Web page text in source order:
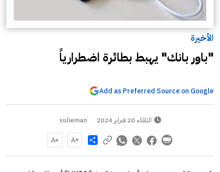
الأخيرة
"باور بانك" يهبط بطائرة اضطرارياً
Add as Preferred Source on Google
الثلاثاء 20 فبراير 2024 sulieman
Share